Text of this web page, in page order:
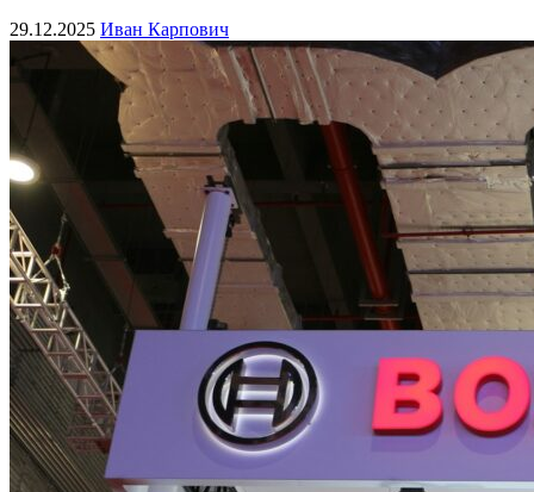
29.12.2025 Иван Карпович